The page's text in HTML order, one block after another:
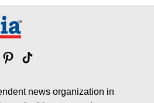
Pinterest
Tik
news organization in